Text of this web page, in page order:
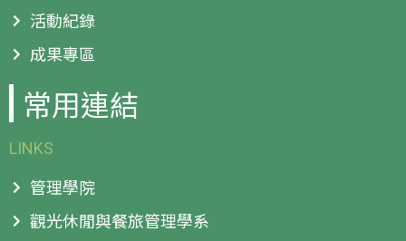
活動紀錄
成果專區
常用連結
LINKS
管理學院
觀光休閒與餐旅管理學系